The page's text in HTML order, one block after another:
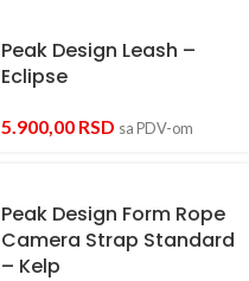
Peak Design Leash –
Eclipse
5.900,00 RSD sa PDV-om
Peak Design Form Rope
Camera Strap Standard
– Kelp